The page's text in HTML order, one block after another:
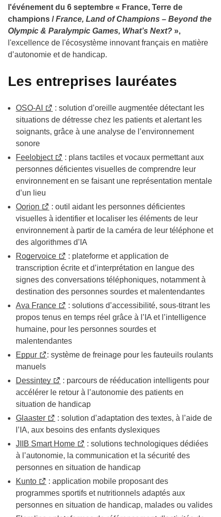
l'événement du 6 septembre « France, Terre de
champions /France, Land of Champions – Beyond the
Olympic & Paralympic Games, What’s Next? »,
l'excellence de l'écosystème innovant français en matière
d’autonomie et de handicap.
Les entreprises lauréates
OSO-AI
: solution d’oreille augmentée détectant les
situations de détresse chez les patients et alertant les
soignants, grâce à une analyse de l’environnement
sonore
Feelobject
: plans tactiles et vocaux permettant aux
personnes déficientes visuelles de comprendre leur
environnement en se faisant une représentation mentale
d’un lieu
Oorion
: outil aidant les personnes déficientes
visuelles à identifier et localiser les éléments de leur
environnement à partir de la caméra de leur téléphone et
des algorithmes d’IA
Rogervoice
: plateforme et application de
transcription écrite et d’interprétation en langue des
signes des conversations téléphoniques, notamment à
destination des personnes sourdes et malentendantes
Ava France
: solutions d’accessibilité, sous-titrant les
propos tenus en temps réel grâce à l’IA et l’intelligence
humaine, pour les personnes sourdes et
malentendantes
Eppur
: système de freinage pour les fauteuils roulants
manuels
Dessintey
: parcours de rééducation intelligents pour
accélérer le retour à l’autonomie des patients en
situation de handicap
Glaaster
: solution d’adaptation des textes, à l’aide de
l’IA, aux besoins des enfants dyslexiques
JIIB Smart Home
: solutions technologiques dédiées
à l’autonomie, la communication et la sécurité des
personnes en situation de handicap
Kunto
: application mobile proposant des
programmes sportifs et nutritionnels adaptés aux
personnes en situation de handicap, malades ou valides